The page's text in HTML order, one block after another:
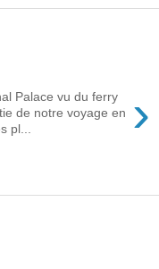
›
Palace vu du ferry
de notre voyage en
pl...